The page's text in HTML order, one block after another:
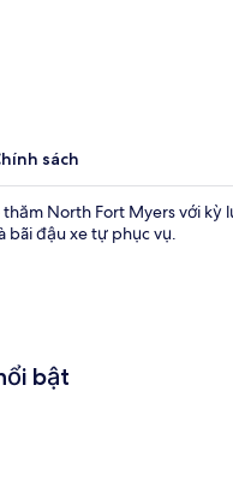
sách
North Fort Myers với
bãi đậu xe tự phục vụ.
bật